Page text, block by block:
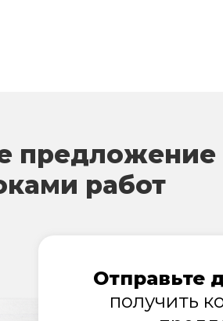
предложение
работ
Отправьте
получить